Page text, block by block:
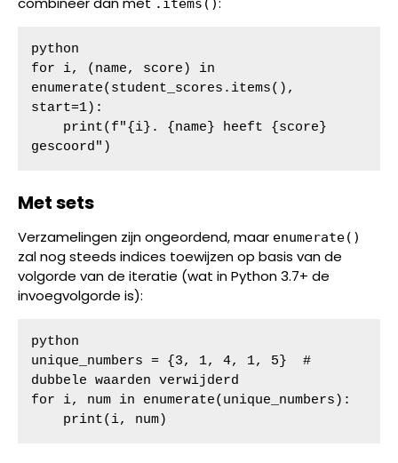
python
for i, (name, score) in
enumerate(student_scores.items(),
start=1):
gescoord")
Met sets
Verzamelingen zijn ongeordend, maar enumerate()
zal nog steeds indices toewijzen op basis van de
volgorde van de iteratie (wat in Python 3.7+ de
invoegvolgorde is):
python
unique_numbers = {3, 1, 4, 1, 5}  #
dubbele waarden verwijderd
for i, num in enumerate(unique_numbers):
    print(i, num)